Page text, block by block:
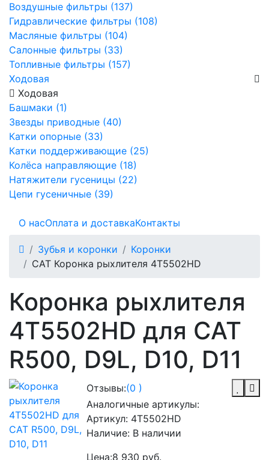
Воздушные фильтры (137)
Гидравлические фильтры (108)
Масляные фильтры (104)
Салонные фильтры (33)
Топливные фильтры (157)
Ходовая
Ходовая
Башмаки (1)
Звезды приводные (40)
Катки опорные (33)
Катки поддерживающие (25)
Колёса направляющие (18)
Натяжители гусеницы (22)
Цепи гусеничные (39)
О насОплата и доставкаКонтакты
Зубья и коронки
Коронки
CAT Коронка рыхлителя 4T5502HD
Коронка рыхлителя
4T5502HD для CAT
R500, D9L, D10, D11
Отзывы:(0 )
Аналогичные артикулы:
Артикул: 4T5502HD
Наличие: В наличии
Цена:8 930 руб.